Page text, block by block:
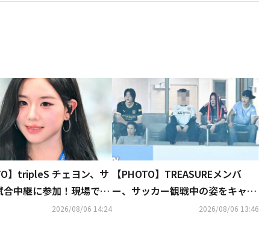
】tripleS チェヨン、サ
合中継に参加！現場での
2026/08/06 14:24
【PHOTO】TREASUREメンバ
ー、サッカー観戦中の姿をキャッ
2026/08/06 13:46